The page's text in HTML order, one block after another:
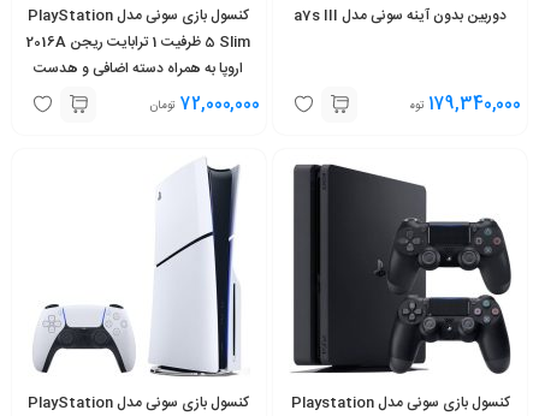
دوربین بدون آینه سونی مدل a7s III
179,340,000 تومان
کنسول بازی سونی مدل PlayStation
5 Slim ظرفیت 1 ترابایت ریجن 2016A
اروپا به همراه دسته اضافی و هدست
72,000,000 تومان
کنسول بازی سونی مدل Playstation
کنسول بازی سونی مدل PlayStation